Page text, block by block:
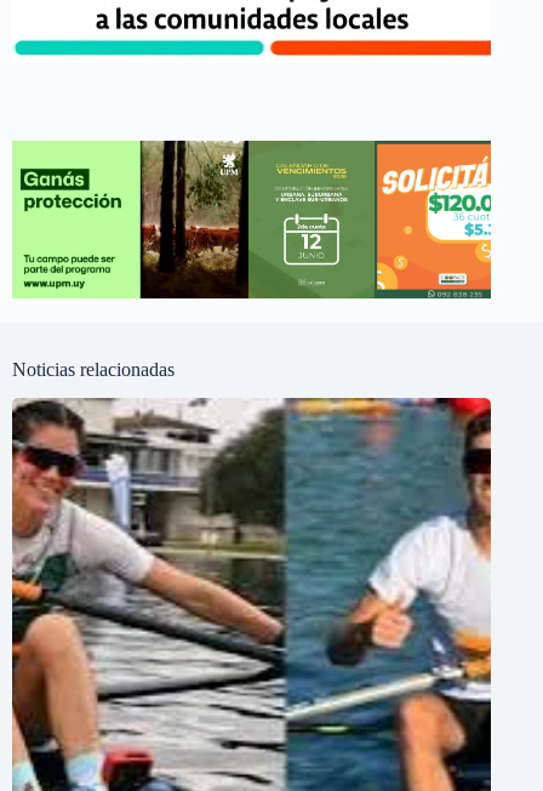
Noticias relacionadas